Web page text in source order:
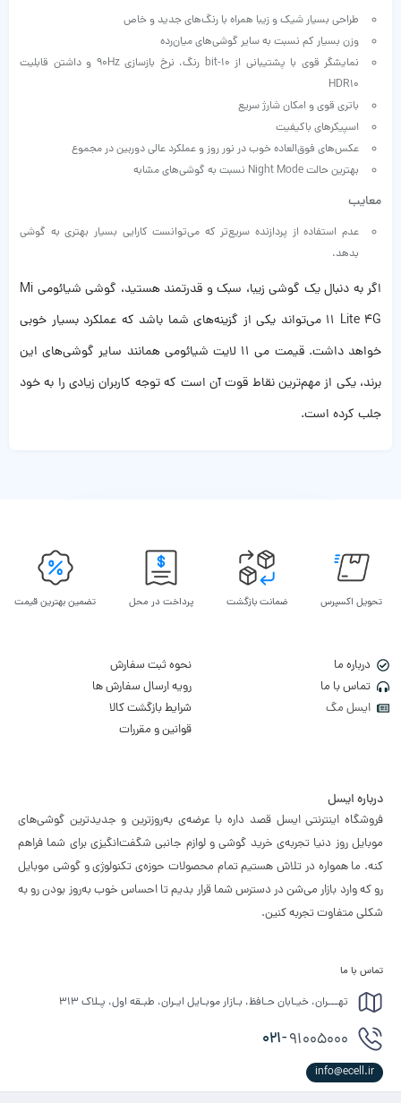
طراحی بسیار شیک و زیبا همراه با رنگ‌های جدید و خاص
وزن بسیار کم نسبت به سایر گوشی‌های میان‌رده
نمایشگر قوی با پشتیبانی از 10-bit رنگ، نرخ بازسازی 90Hz و داشتن قابلیت
HDR10
باتری قوی و امکان شارژ سریع
اسپیکرهای باکیفیت
عکس‌های فوق‌العاده خوب در نور روز و عملکرد عالی دوربین در مجموع
بهترین حالت Night Mode نسبت به گوشی‌های مشابه
معایب
عدم استفاده از پردازنده سریع‌تر که می‌توانست کارایی بسیار بهتری به گوشی
بدهد.
اگر به دنبال یک گوشی زیبا، سبک و قدرتمند هستید، گوشی شیائومی Mi
11 Lite 4G می‌تواند یکی از گزینه‌های شما باشد که عملکرد بسیار خوبی
خواهد داشت. قیمت می 11 لایت شیائومی همانند سایر گوشی‌های این
برند، یکی از مهم‌ترین نقاط قوت آن است که توجه کاربران زیادی را به خود
جلب کرده است.
تحویل اکسپرس ضمانت بازگشت پرداخت در محل تضمین بهترین قیمت
درباره ما
تماس با ما
ایسل مگ
نحوه ثبت سفارش
رویه ارسال سفارش ها
شرایط بازگشت کالا
قوانین و مقررات
درباره ایسل
فروشگاه اینترنتی ایسل قصد داره با عرضه‌ی به‌روزترین و جدیدترین گوشی‌های
موبایل روز دنیا تجربه‌ی خرید گوشی و لوازم جانبی شگفت‌انگیزی برای شما فراهم
کنه. ما همواره در تلاش هستیم تمام محصولات حوزه‌ی تکنولوژی و گوشی موبایل
رو که وارد بازار می‌شن در دسترس شما قرار بدیم تا احساس خوب به‌روز بودن رو به
شکلی متفاوت تجربه کنین.
تماس با ما
تهـــران، خیـابان حـافظ، بـازار موبـایل ایـران، طبـقه اول، پـلاک ۳۱۳
021-91005000
info@ecell.ir